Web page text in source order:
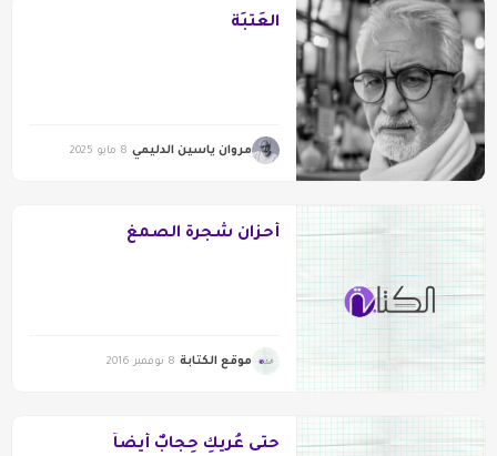
العَتَبَة
مروان ياسين الدليمي 8 مايو 2025
أحزان شجرة الصمغ
موقع الكتابة 8 نوفمبر 2016
حتى عُريكِ حِجابٌ أيضاً